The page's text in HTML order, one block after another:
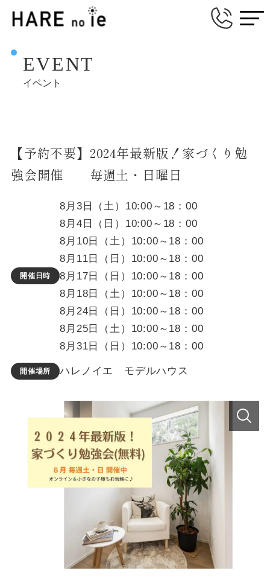
EVENT
イベント
【予約不要】2024年最新版！家づくり勉
強会開催 毎週土・日曜日
開催日時
8月3日（土）10:00～18：00
8月4日（日）10:00～18：00
8月10日（土）10:00～18：00
8月11日（日）10:00～18：00
8月17日（日）10:00～18：00
8月18日（土）10:00～18：00
8月24日（日）10:00～18：00
8月25日（土）10:00～18：00
8月31日（日）10:00～18：00
開催場所 ハレノイエ モデルハウス